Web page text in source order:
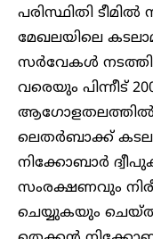
പരിസ്ഥിതി
മേഖലയിലെ
സർവേകൾ
വരെയും പിന്നീട്
ആഗോളതലത്തിൽ
ലെതർബാക്ക്
നിക്കോബാർ
സംരക്ഷണവും
ചെയ്യുകയും ചെയ്ത